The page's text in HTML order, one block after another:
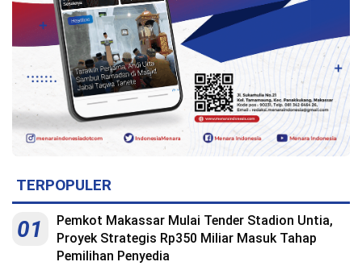
TERPOPULER
01
Pemkot Makassar Mulai Tender Stadion Untia,
Proyek Strategis Rp350 Miliar Masuk Tahap
Pemilihan Penyedia